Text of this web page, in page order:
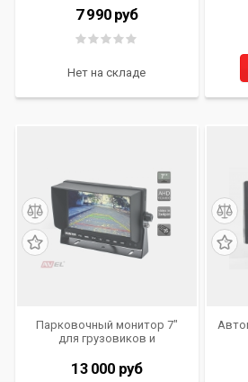
7 990 руб
Нет на складе
Парковочный монитор 7"
для грузовиков и
(AHD)
13 000 руб